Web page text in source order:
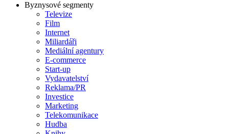
Byznysové segmenty
Televize
Film
Internet
Miliardáři
Mediální agentury
E-commerce
Start-up
Vydavatelství
Reklama/PR
Investice
Marketing
Telekomunikace
Hudba